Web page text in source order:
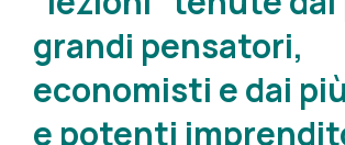
grandi pensatori,
economisti e dai
e potenti